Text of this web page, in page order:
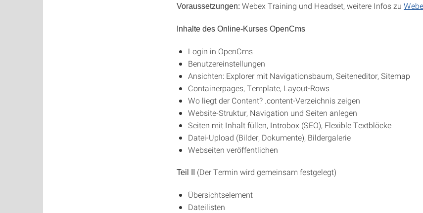
Voraussetzungen: Webex Training und Headset, weitere Infos zu
Inhalte des Online-Kurses OpenCms
Login in OpenCms
Benutzereinstellungen
Ansichten: Explorer mit Navigationsbaum, Seiteneditor, Sitemap
Containerpages, Template, Layout-Rows
Wo liegt der Content? .content-Verzeichnis zeigen
Website-Struktur, Navigation und Seiten anlegen
Seiten mit Inhalt füllen, Introbox (SEO), Flexible Textblöcke
Datei-Upload (Bilder, Dokumente), Bildergalerie
Webseiten veröffentlichen
Teil II (Der Termin wird gemeinsam festgelegt)
Übersichtselement
Dateilisten